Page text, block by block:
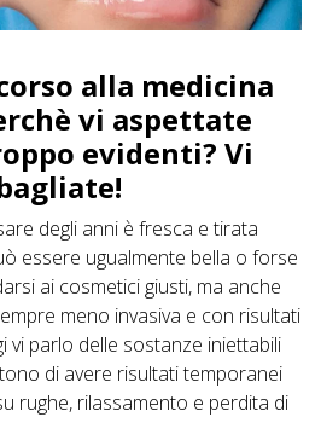
alla medicina
vi aspettate
evidenti? Vi
degli anni è fresca e tirata
essere ugualmente bella o forse
ai cosmetici giusti, ma anche
meno invasiva e con risultati
vi parlo delle sostanze iniettabili
di avere risultati temporanei
rughe, rilassamento e perdita di